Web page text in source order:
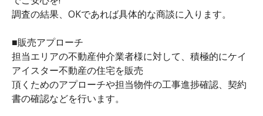
調査の結果、OKであれば具体的な商談に入ります。
■販売アプローチ
担当エリアの不動産仲介業者様に対して、積極的にケイ
アイスター不動産の住宅を販売
頂くためのアプローチや担当物件の工事進捗確認、契約
書の確認などを行います。